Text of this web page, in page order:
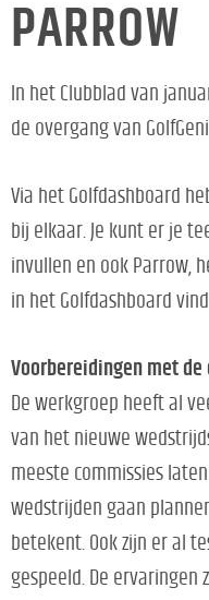
PARROW
In het Clubblad van
de overgang van
Via het Golfdashboard
bij elkaar. Je kunt er je
invullen en ook Parrow,
in het Golfdashboard
Voorbereidingen met de
De werkgroep heeft al
van het nieuwe
meeste commissies
wedstrijden gaan
betekent. Ook zijn er al
gespeeld. De